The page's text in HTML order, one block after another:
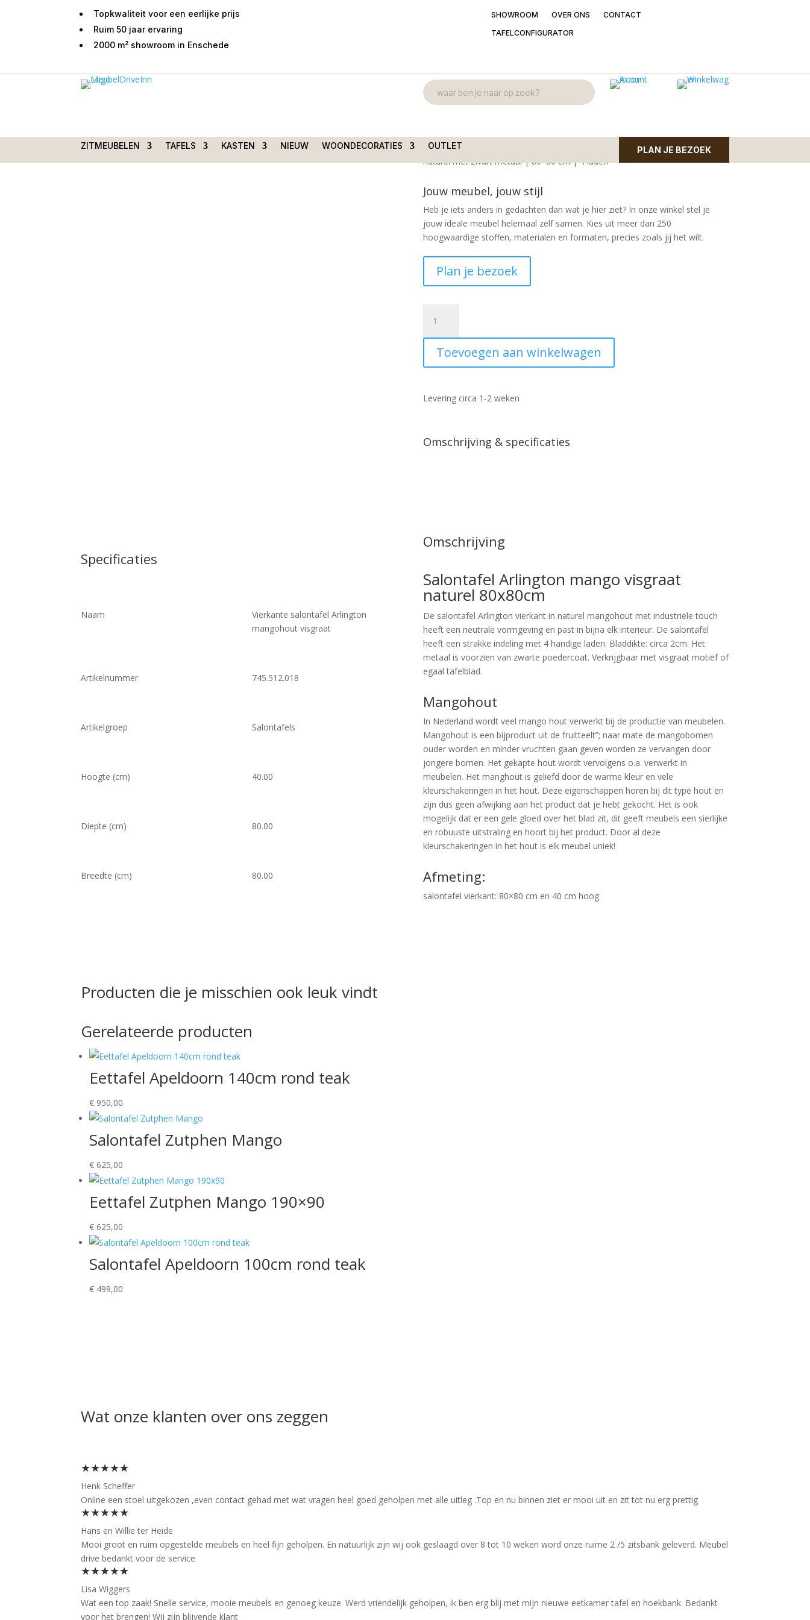
Topkwaliteit voor een eerlijke prijs
Ruim 50 jaar ervaring
2000 m² showroom in Enschede
SHOWROOM OVER ONS
CONTACT
TAFELCONFIGURATOR
ZITMEUBELEN TAFELS KASTEN NIEUW WOONDECORATIES OUTLET PLAN JE BEZOEK
mangohout visgraat
Vierkante mangohout salontafel Arlington met visgraat motief | mango
naturel met zwart metaal | 80×80 cm | 4 laden
Jouw meubel, jouw stijl
Heb je iets anders in gedachten dan wat je hier ziet? In onze winkel stel je
jouw ideale meubel helemaal zelf samen. Kies uit meer dan 250
hoogwaardige stoffen, materialen en formaten, precies zoals jij het wilt.
Plan je bezoek
salontafel
Arlington
mangohout
visgraat
Toevoegen aan winkelwagen
Levering circa 1-2 weken
Omschrijving & specificaties
Specificaties
Naam
Vierkante salontafel Arlington
mangohout visgraat
Artikelnummer 745.512.018
Artikelgroep Salontafels
Hoogte (cm) 40.00
Diepte (cm) 80.00
Breedte (cm) 80.00
Omschrijving
Salontafel Arlington mango visgraat
naturel 80x80cm
De salontafel Arlington vierkant in naturel mangohout met industriële touch
heeft een neutrale vormgeving en past in bijna elk interieur. De salontafel
heeft een strakke indeling met 4 handige laden. Bladdikte: circa 2cm. Het
metaal is voorzien van zwarte poedercoat. Verkrijgbaar met visgraat motief of
egaal tafelblad.
Mangohout
In Nederland wordt veel mango hout verwerkt bij de productie van meubelen.
Mangohout is een bijproduct uit de fruitteelt”; naar mate de mangobomen
ouder worden en minder vruchten gaan geven worden ze vervangen door
jongere bomen. Het gekapte hout wordt vervolgens o.a. verwerkt in
meubelen. Het manghout is geliefd door de warme kleur en vele
kleurschakeringen in het hout. Deze eigenschappen horen bij dit type hout en
zijn dus geen afwijking aan het product dat je hebt gekocht. Het is ook
mogelijk dat er een gele gloed over het blad zit, dit geeft meubels een sierlijke
en robuuste uitstraling en hoort bij het product. Door al deze
kleurschakeringen in het hout is elk meubel uniek!
Afmeting:
salontafel vierkant: 80×80 cm en 40 cm hoog
Producten die je misschien ook leuk vindt
Gerelateerde producten
Eettafel Apeldoorn 140cm rond teak
€ 950,00
Salontafel Zutphen Mango
€ 625,00
Eettafel Zutphen Mango 190×90
€ 625,00
Salontafel Apeldoorn 100cm rond teak
€ 499,00
Wat onze klanten over ons zeggen
★★★★★
Henk Scheffer
Online een stoel uitgekozen ,even contact gehad met wat vragen heel goed geholpen met alle uitleg .Top en nu binnen ziet er mooi uit en zit tot nu erg prettig
★★★★★
Hans en Willie ter Heide
Mooi groot en ruim opgestelde meubels en heel fijn geholpen. En natuurlijk zijn wij ook geslaagd over 8 tot 10 weken word onze ruime 2 /5 zitsbank geleverd. Meubel
drive bedankt voor de service
★★★★★
Lisa Wiggers
Wat een top zaak! Snelle service, mooie meubels en genoeg keuze. Werd vriendelijk geholpen, ik ben erg blij met mijn nieuwe eetkamer tafel en hoekbank. Bedankt
voor het brengen! Wij zijn blijvende klant